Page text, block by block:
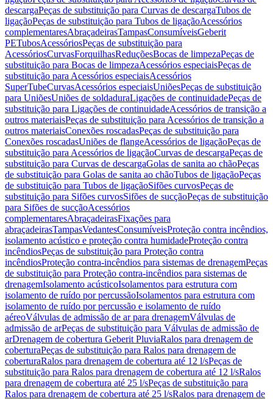
descargaPeças de substituição para Curvas de descargaTubos de
ligaçãoPeças de substituição para Tubos de ligaçãoAcessórios
complementaresAbraçadeirasTampasConsumíveisGeberit
PETubosAcessóriosPeças de substituição para
AcessóriosCurvasForquilhasReduçõesBocas de limpezaPeças de
substituição para Bocas de limpezaAcessórios especiaisPeças de
substituição para Acessórios especiaisAcessórios
SuperTubeCurvasAcessórios especiaisUniõesPeças de substituição
para UniõesUniões de soldaduraLigações de continuidadePeças de
substituição para Ligações de continuidadeAcessórios de transição a
outros materiaisPeças de substituição para Acessórios de transição a
outros materiaisConexões roscadasPeças de substituição para
Conexões roscadasUniões de flangeAcessórios de ligaçãoPeças de
substituição para Acessórios de ligaçãoCurvas de descargaPeças de
substituição para Curvas de descargaGolas de sanita ao chãoPeças
de substituição para Golas de sanita ao chãoTubos de ligaçãoPeças
de substituição para Tubos de ligaçãoSifões curvosPeças de
substituição para Sifões curvosSifões de sucçãoPeças de substituição
para Sifões de sucçãoAcessórios
complementaresAbraçadeirasFixações para
abraçadeirasTampasVedantesConsumíveisProteção contra incêndios,
isolamento acústico e proteção contra humidadeProteção contra
incêndiosPeças de substituição para Proteção contra
incêndiosProteção contra-incêndios para sistemas de drenagemPeças
de substituição para Proteção contra-incêndios para sistemas de
drenagemIsolamento acústicoIsolamentos para estrutura com
isolamento de ruído por percussãoIsolamentos para estrutura com
isolamento de ruído por percussão e isolamento de ruído
aéreoVálvulas de admissão de ar para drenagemVálvulas de
admissão de arPeças de substituição para Válvulas de admissão de
arDrenagem de cobertura Geberit PluviaRalos para drenagem de
coberturaPeças de substituição para Ralos para drenagem de
coberturaRalos para drenagem de cobertura até 12 l/sPeças de
substituição para Ralos para drenagem de cobertura até 12 l/sRalos
para drenagem de cobertura até 25 l/sPeças de substituição para
Ralos para drenagem de cobertura até 25 l/sRalos para drenagem de